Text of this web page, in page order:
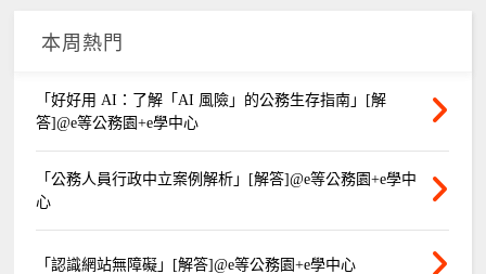
本周熱門
「好好用 AI：了解「AI 風險」的公務生存指南」[解
答]@e等公務園+e學中心
「公務人員行政中立案例解析」[解答]@e等公務園+e學中
心
「認識網站無障礙」[解答]@e等公務園+e學中心